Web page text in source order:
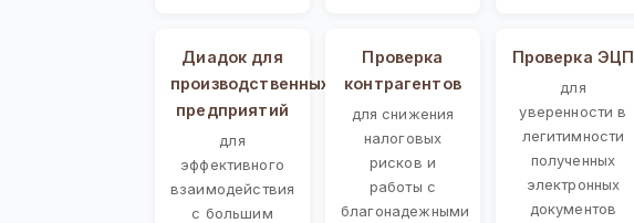
Диадок для
производственных
предприятий
для
эффективного
взаимодействия
с большим
Проверка
контрагентов
для снижения
налоговых
рисков и
работы с
благонадежными
Проверка ЭЦП
для
уверенности в
легитимности
полученных
электронных
документов